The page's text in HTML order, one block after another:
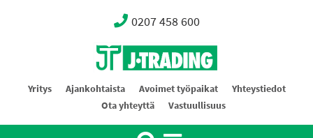
0207 458 600
Oy J-Trading Ab
Yritys Ajankohtaista Avoimet työpaikat
Yhteystiedot
Ota yhteyttä
Vastuullisuus